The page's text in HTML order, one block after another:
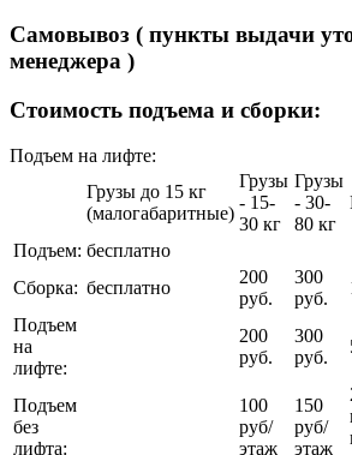
Самовывоз ( пункты выдачи
менеджера )
Стоимость подъема и сборки:
Подъем на лифте:
Грузы до 15 кг
(малогабаритные)
Грузы
- 15-
30 кг
Грузы
- 30-
80 кг
Подъем: бесплатно
Сборка: бесплатно
200
руб.
300
руб.
Подъем
на
лифте:
200
руб.
300
руб.
Подъем
без
лифта:
100
руб/
этаж
150
руб/
этаж